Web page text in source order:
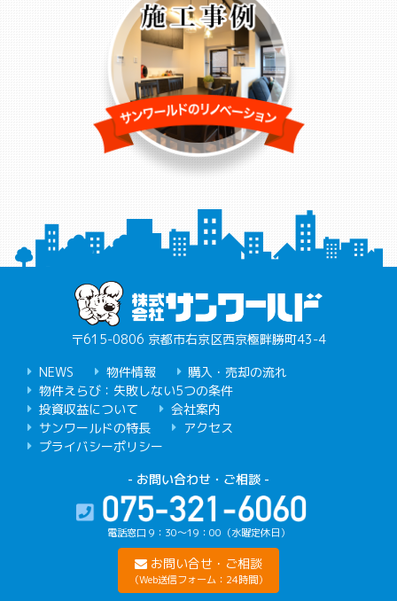
〒615-0806 京都市右京区西京極畔勝町43-4
NEWS
物件情報
購入・売却の流れ
物件えらび：失敗しない5つの条件
投資収益について
会社案内
サンワールドの特長
アクセス
プライバシーポリシー
- お問い合わせ・ご相談 -
電話窓口 9：30〜19：00（水曜定休日）
お問い合せ・ご相談
（Web送信フォーム：24時間）